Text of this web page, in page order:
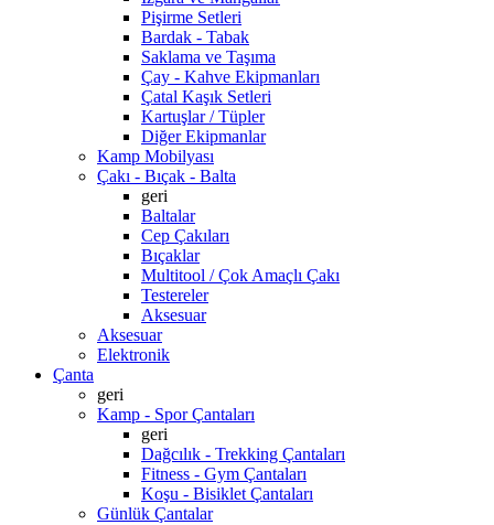
Pişirme Setleri
Bardak - Tabak
Saklama ve Taşıma
Çay - Kahve Ekipmanları
Çatal Kaşık Setleri
Kartuşlar / Tüpler
Diğer Ekipmanlar
Kamp Mobilyası
Çakı - Bıçak - Balta
geri
Baltalar
Cep Çakıları
Bıçaklar
Multitool / Çok Amaçlı Çakı
Testereler
Aksesuar
Aksesuar
Elektronik
Çanta
geri
Kamp - Spor Çantaları
geri
Dağcılık - Trekking Çantaları
Fitness - Gym Çantaları
Koşu - Bisiklet Çantaları
Günlük Çantalar